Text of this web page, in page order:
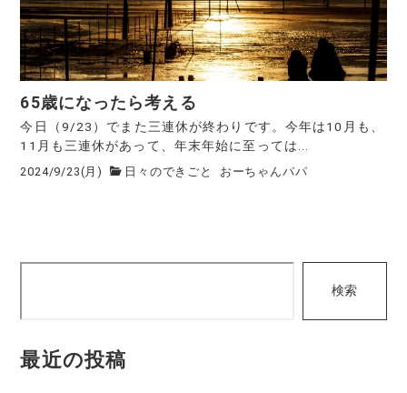
65歳になったら考える
今日（9/23）でまた三連休が終わりです。今年は10月も、
11月も三連休があって、年末年始に至っては...
2024/9/23(月) 日々のできごと おーちゃんパパ
検索
最近の投稿